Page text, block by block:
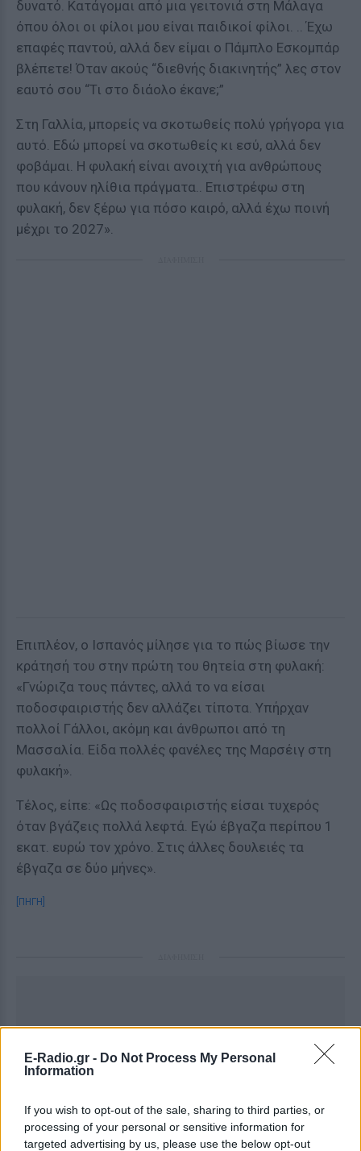
E-Radio.gr - Do Not Process My Personal
Information
If you wish to opt-out of the sale, sharing to third parties, or
processing of your personal or sensitive information for
targeted advertising by us, please use the below opt-out
δυνατό. Κατάγομαι από μια γειτονιά στη Μάλαγα
όπου όλοι οι φίλοι μου είναι παιδικοί φίλοι. .. Έχω
επαφές παντού, αλλά δεν είμαι ο Πάμπλο Εσκομπάρ
βλέπετε! Όταν ακούς “διεθνής διακινητής” λες στον
εαυτό σου “Τι στο διάολο έκανε;”
Στη Γαλλία, μπορείς να σκοτωθείς πολύ γρήγορα για
αυτό. Εδώ μπορεί να σκοτωθείς κι εσύ, αλλά δεν
φοβάμαι. Η φυλακή είναι ανοιχτή για ανθρώπους
που κάνουν ηλίθια πράγματα.. Επιστρέφω στη
φυλακή, δεν ξέρω για πόσο καιρό, αλλά έχω ποινή
μέχρι το 2027».
Επιπλέον, ο Ισπανός μίλησε για το πώς βίωσε την
κράτησή του στην πρώτη του θητεία στη φυλακή:
«Γνώριζα τους πάντες, αλλά το να είσαι
ποδοσφαιριστής δεν αλλάζει τίποτα. Υπήρχαν
πολλοί Γάλλοι, ακόμη και άνθρωποι από τη
Μασσαλία. Είδα πολλές φανέλες της Μαρσέιγ στη
φυλακή».
Τέλος, είπε: «Ως ποδοσφαιριστής είσαι τυχερός
όταν βγάζεις πολλά λεφτά. Εγώ έβγαζα περίπου 1
εκατ. ευρώ τον χρόνο. Στις άλλες δουλειές τα
έβγαζα σε δύο μήνες».
[ΠΗΓΗ]